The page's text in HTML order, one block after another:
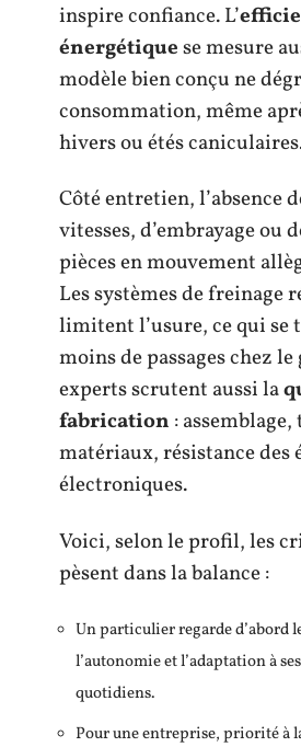
inspire confiance. L’
énergétiquese mesure
modèle bien conçu ne
consommation, même
hivers ou étés
Côté entretien, l’absence
vitesses, d’embrayage ou
pièces en mouvement
Les systèmes de freinage
limitent l’usure, ce qui se
moins de passages chez le
experts scrutent aussi la
fabrication : assemblage,
matériaux, résistance des
électroniques.
Voici, selon le profil, les
pèsent dans la balance :
Un particulier regarde d’abord
l’autonomie et l’adaptation à
quotidiens.
Pour une entreprise, priorité à